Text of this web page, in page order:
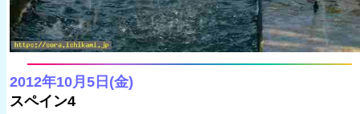
2012年10月5日(金)
スペイン4